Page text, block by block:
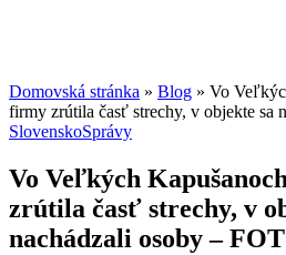
Domovská stránka » Blog » Vo
firmy zrútila časť strechy, v objekte sa
SlovenskoSprávy
Vo Veľkých
zrútila časť strechy, v
nachádzali osoby –